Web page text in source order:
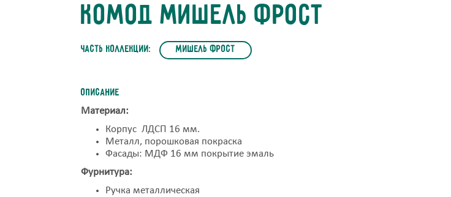
Комод Мишель Фрост
часть коллекции: Мишель Фрост
Описание
Материал:
Корпус ЛДСП 16 мм.
Металл, порошковая покраска
Фасады: МДФ 16 мм покрытие эмаль
Фурнитура:
Ручка металлическая